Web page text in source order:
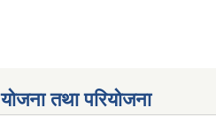
योजना तथा परियोजना